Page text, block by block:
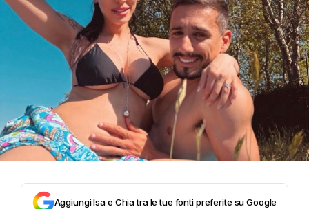
Aggiungi Isa e Chia tra le tue fonti preferite su Google